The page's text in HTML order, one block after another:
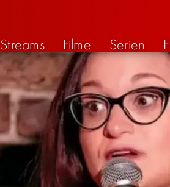
Streams Filme Serien